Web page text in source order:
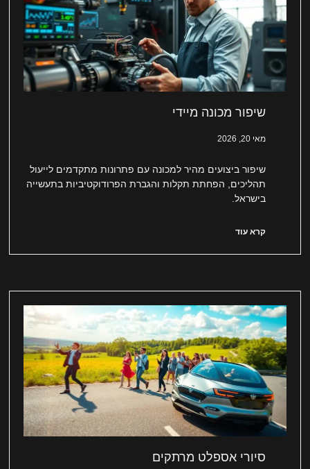
שיפור מכונה מיידי
מאי 20, 2026
שיפור ביצועים מהיר למכונה עם פתרונות מתקדמים לייעול
תהליכים, הפחתת תקלות והגברת הפרודוקטיביות בתעשייה
בישראל.
קרא עוד
סיורי אספלט מרתקים